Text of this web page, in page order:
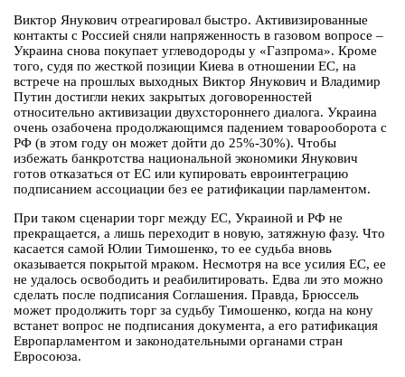
Виктор Янукович отреагировал быстро. Активизированные
контакты с Россией сняли напряженность в газовом вопросе –
Украина снова покупает углеводороды у «Газпрома». Кроме
того, судя по жесткой позиции Киева в отношении ЕС, на
встрече на прошлых выходных Виктор Янукович и Владимир
Путин достигли неких закрытых договоренностей
относительно активизации двухстороннего диалога. Украина
очень озабочена продолжающимся падением товарооборота с
РФ (в этом году он может дойти до 25%-30%). Чтобы
избежать банкротства национальной экономики Янукович
готов отказаться от ЕС или купировать евроинтеграцию
подписанием ассоциации без ее ратификации парламентом.
При таком сценарии торг между ЕС, Украиной и РФ не
прекращается, а лишь переходит в новую, затяжную фазу. Что
касается самой Юлии Тимошенко, то ее судьба вновь
оказывается покрытой мраком. Несмотря на все усилия ЕС, ее
не удалось освободить и реабилитировать. Едва ли это можно
сделать после подписания Соглашения. Правда, Брюссель
может продолжить торг за судьбу Тимошенко, когда на кону
встанет вопрос не подписания документа, а его ратификация
Европарламентом и законодательными органами стран
Евросоюза.